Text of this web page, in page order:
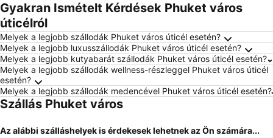
Gyakran Ismételt Kérdések Phuket város
úticélról
Melyek a legjobb szállodák Phuket város úticél esetén?
Melyek a legjobb luxusszállodák Phuket város úticél esetén?
Melyek a legjobb kutyabarát szállodák Phuket város úticél esetén?
Melyek a legjobb szállodák wellness-részleggel Phuket város úticél
esetén?
Melyek a legjobb szállodák medencével Phuket város úticél esetén?
Szállás Phuket város
Az alábbi szálláshelyek is érdekesek lehetnek az Ön számára...